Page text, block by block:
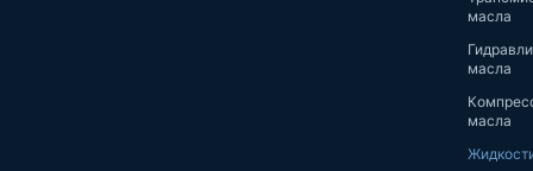
масла
масла
масла